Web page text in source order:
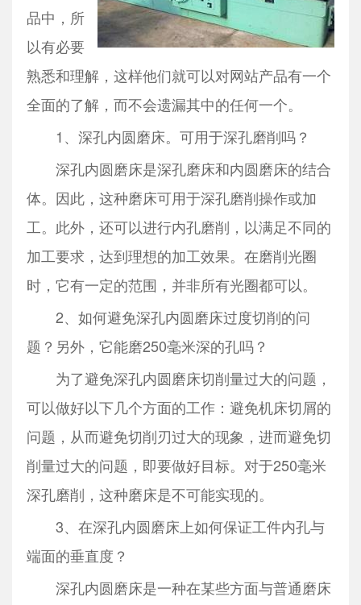
品中，所
以有必要
熟悉和理解，这样他们就可以对网站产品有一个
全面的了解，而不会遗漏其中的任何一个。
1、深孔内圆磨床。可用于深孔磨削吗？
深孔内圆磨床是深孔磨床和内圆磨床的结合
体。因此，这种磨床可用于深孔磨削操作或加
工。此外，还可以进行内孔磨削，以满足不同的
加工要求，达到理想的加工效果。在磨削光圈
时，它有一定的范围，并非所有光圈都可以。
2、如何避免深孔内圆磨床过度切削的问
题？另外，它能磨250毫米深的孔吗？
为了避免深孔内圆磨床切削量过大的问题，
可以做好以下几个方面的工作：避免机床切屑的
问题，从而避免切削刃过大的现象，进而避免切
削量过大的问题，即要做好目标。对于250毫米
深孔磨削，这种磨床是不可能实现的。
3、在深孔内圆磨床上如何保证工件内孔与
端面的垂直度？
深孔内圆磨床是一种在某些方面与普通磨床